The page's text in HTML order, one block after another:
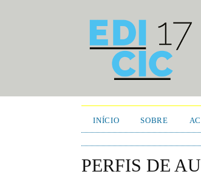
INÍCIO SOBRE
PERFIS DE